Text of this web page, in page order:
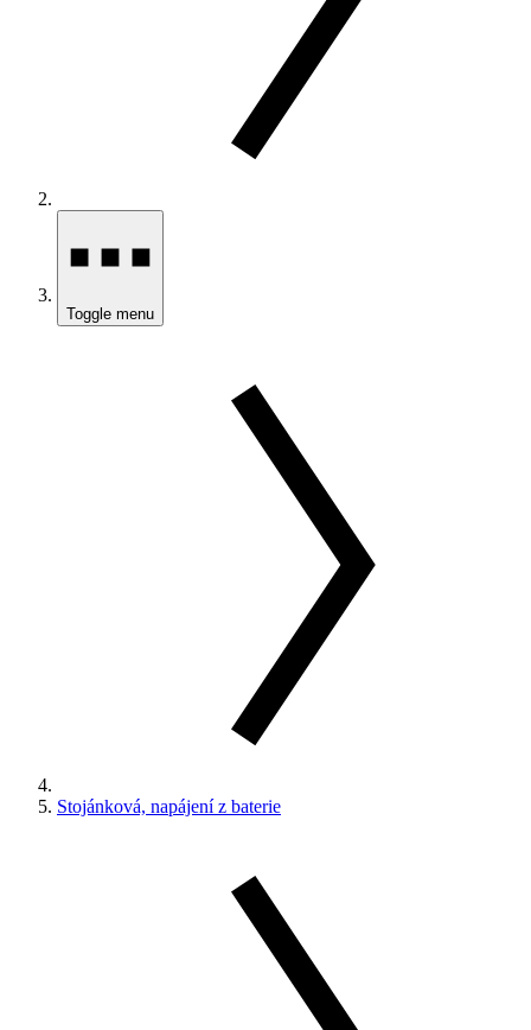
Toggle menu
Stojánková, napájení z baterie